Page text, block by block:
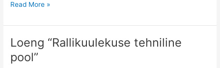
Read More »
Loeng “Rallikuulekuse tehniline
pool”
Loeng
“Rallikuulekuse
tehniline